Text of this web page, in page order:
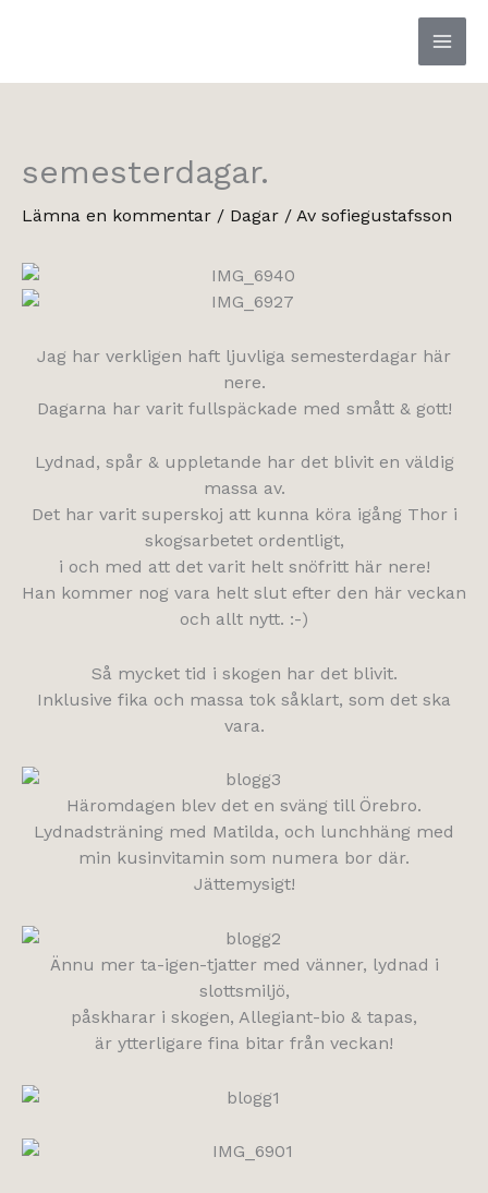
semesterdagar.
Lämna en kommentar / Dagar / Av sofiegustafsson
Jag har verkligen haft ljuvliga semesterdagar här
nere.
Dagarna har varit fullspäckade med smått & gott!
Lydnad, spår & uppletande har det blivit en väldig
massa av.
Det har varit superskoj att kunna köra igång Thor i
skogsarbetet ordentligt,
i och med att det varit helt snöfritt här nere!
Han kommer nog vara helt slut efter den här veckan
och allt nytt. :-)
Så mycket tid i skogen har det blivit.
Inklusive fika och massa tok såklart, som det ska
vara.
Häromdagen blev det en sväng till Örebro.
Lydnadsträning med Matilda, och lunchhäng med
min kusinvitamin som numera bor där.
Jättemysigt!
Ännu mer ta-igen-tjatter med vänner, lydnad i
slottsmiljö,
påskharar i skogen, Allegiant-bio & tapas,
är ytterligare fina bitar från veckan!